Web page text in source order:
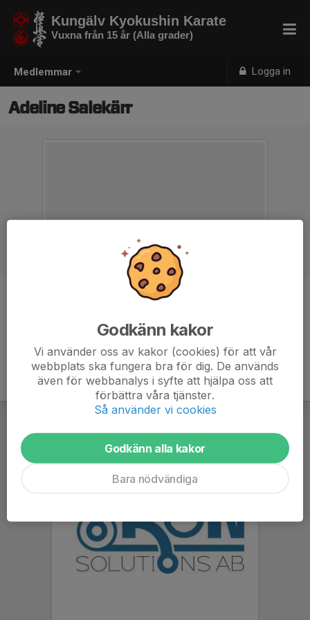
Medlemmar Logga in
Kungälv Kyokushin Karate
Vuxna från 15 år (Alla grader)
Adeline Salekärr
Godkänn kakor
Vi använder oss av kakor (cookies) för att vår
webbplats ska fungera bra för dig. De används
även för webbanalys i syfte att hjälpa oss att
förbättra våra tjänster.
Så använder vi cookies
Godkänn alla kakor
Bara nödvändiga